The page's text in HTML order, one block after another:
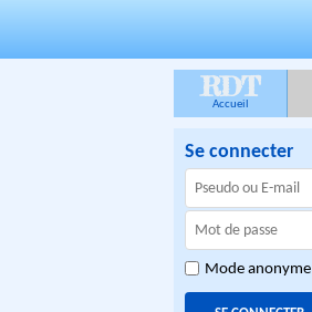
RDT
Accueil
Se connecter
Mode anonyme